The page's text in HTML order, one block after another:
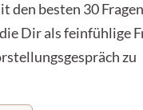
den besten 30
Dir als feinfühlige
zu